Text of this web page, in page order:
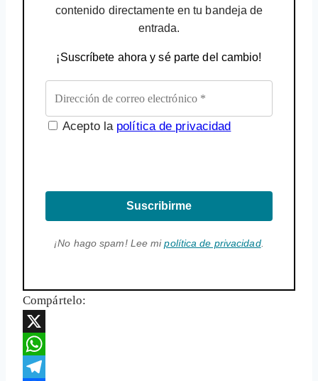
contenido directamente en tu bandeja de
entrada.
¡Suscríbete ahora y sé parte del cambio!
Acepto la política de privacidad
Suscribirme
¡No hago spam! Lee mipolítica de privacidad.
Compártelo:
X
WhatsApp